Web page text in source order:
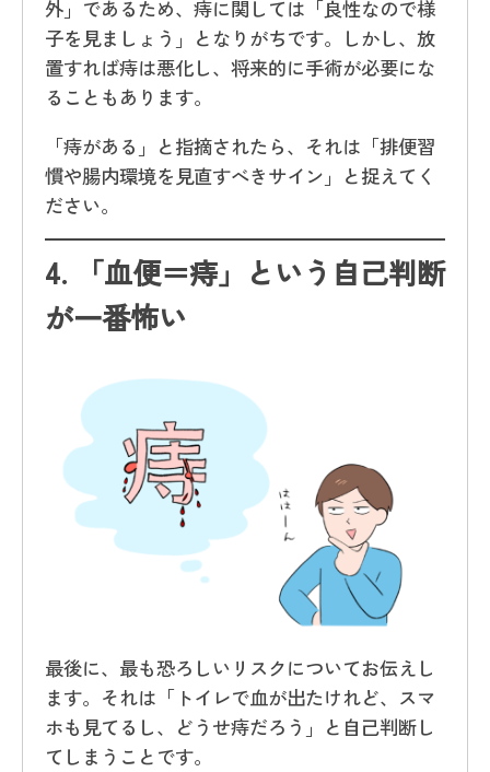
外」であるため、痔に関しては「良性なので様
子を見ましょう」となりがちです。しかし、放
置すれば痔は悪化し、将来的に手術が必要にな
ることもあります。
「痔がある」と指摘されたら、それは「排便習
慣や腸内環境を見直すべきサイン」と捉えてく
ださい。
4.
「血便＝痔」という自己判断
が一番怖い
最後に、最も恐ろしいリスクについてお伝えし
ます。それは「トイレで血が出たけれど、スマ
ホも見てるし、どうせ痔だろう」と自己判断し
てしまうことです。